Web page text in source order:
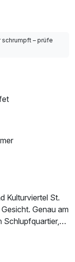
schrumpft – prüfe
Kulturviertel St.
Genau am
Schlupfquartier,
Wechsel
/